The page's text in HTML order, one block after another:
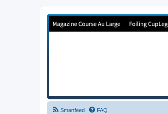
Forum de Cup In Europe
Smartfeed FAQ